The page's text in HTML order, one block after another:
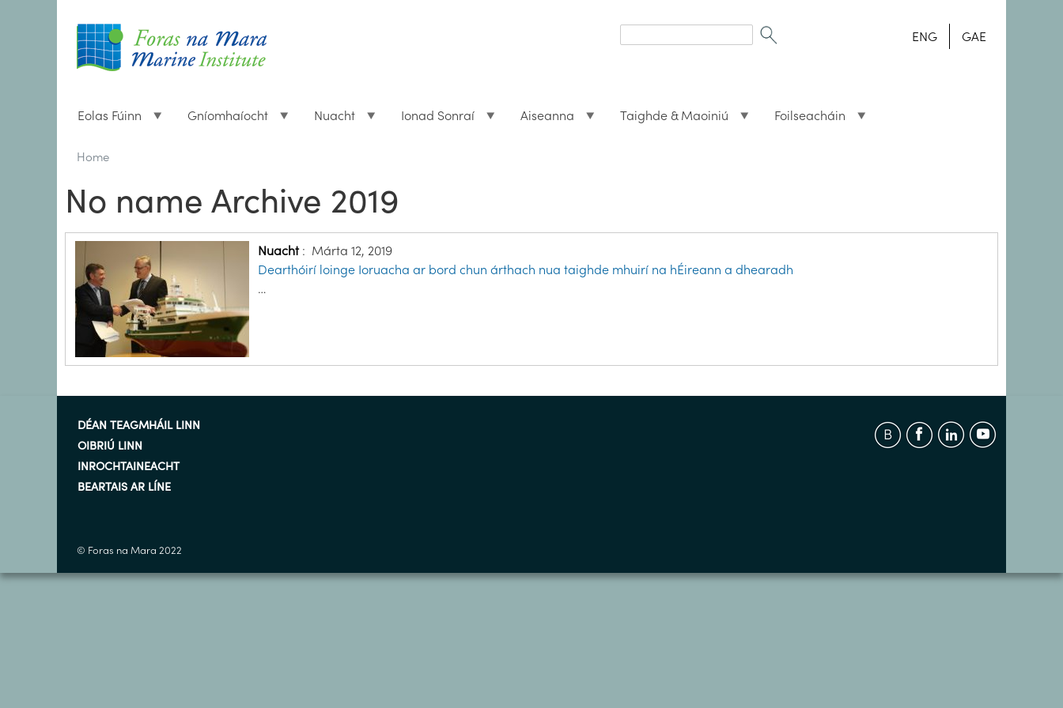
form
ENG GAE
Eolas Fúinn Gníomhaíocht Nuacht Ionad Sonraí Aiseanna Taighde & Maoiniú Foilseacháin
Breadcrumbs
You
here:
Home
No name Archive 2019
Nuacht: Márta 12, 2019
Dearthóirí loinge Ioruacha ar bord chun árthach nua taighde mhuirí na hÉireann a dhearadh
…
DÉAN TEAGMHÁIL LINN
OIBRIÚ LINN
INROCHTAINEACHT
BEARTAIS AR LÍNE
© Foras na Mara 2022